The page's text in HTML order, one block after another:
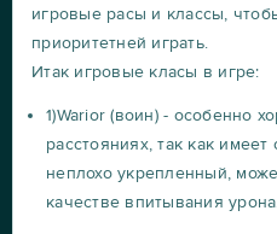
игровые расы и классы,
приоритетней играть.
Итак игровые класы в игре:
1)Warior (воин) - особенно
расстояниях, так как
неплохо укрепленный,
качестве впитывания